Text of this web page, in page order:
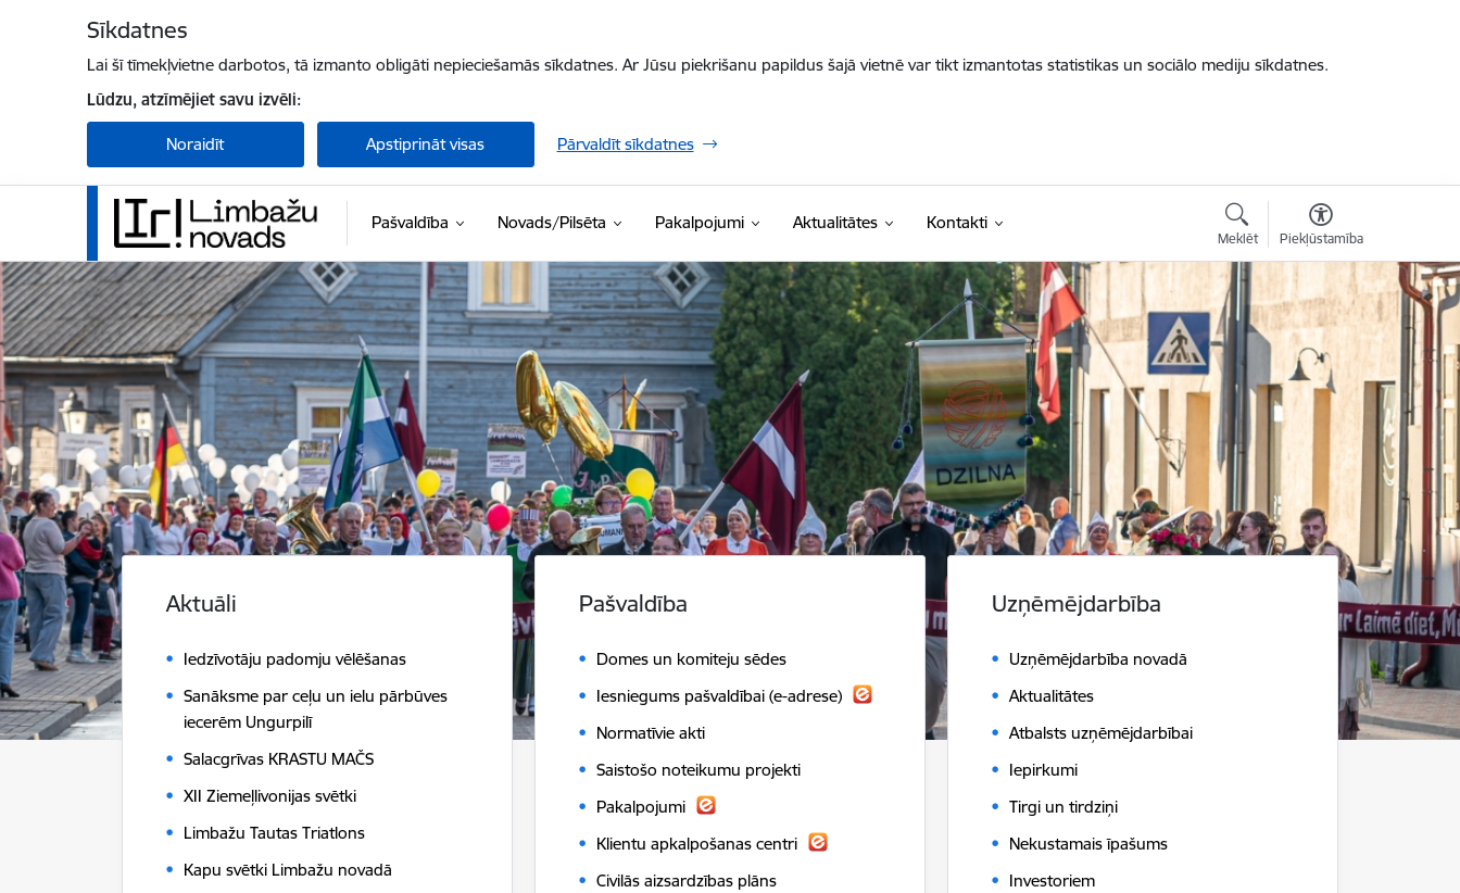
Sīkdatnes
Lai šī tīmekļvietne darbotos, tā izmanto obligāti nepieciešamās sīkdatnes. Ar Jūsu piekrišanu papildus šajā vietnē var tikt izmantotas statistikas un sociālo mediju sīkdatnes.
Lūdzu, atzīmējiet savu izvēli:
Noraidīt Apstiprināt visas Pārvaldīt sīkdatnes
Pašvaldība Novads/Pilsēta Pakalpojumi Aktualitātes Kontakti
Meklēt Piekļūstamība
Limbažu novada pašvaldība
Aktuāli
Iedzīvotāju padomju vēlēšanas
Sanāksme par ceļu un ielu pārbūves
iecerēm Ungurpilī
Salacgrīvas KRASTU MAČS
XII Ziemeļlivonijas svētki
Limbažu Tautas Triatlons
Kapu svētki Limbažu novadā
Pašvaldība
Domes un komiteju sēdes
Iesniegums pašvaldībai (e-adrese)
Normatīvie akti
Saistošo noteikumu projekti
Pakalpojumi
Klientu apkalpošanas centri
Civilās aizsardzības plāns
Uzņēmējdarbība
Uzņēmējdarbība novadā
Aktualitātes
Atbalsts uzņēmējdarbībai
Iepirkumi
Tirgi un tirdziņi
Nekustamais īpašums
Investoriem